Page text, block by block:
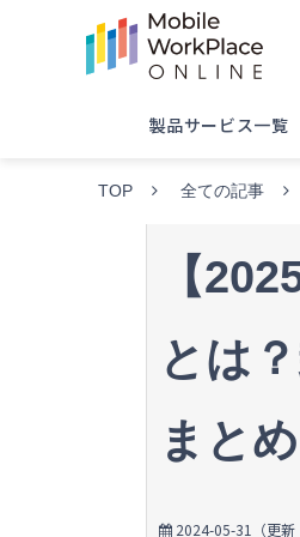
製品サービス一覧
TOP 全ての記事
【
とは
まとめ
2024-05-31 （更新